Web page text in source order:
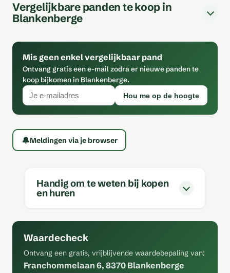
Vergelijkbare panden te koop in
Blankenberge
Mis geen enkel vergelijkbaar pand
Ontvang gratis een e-mail zodra er nieuwe panden te
koop bijkomen in Blankenberge.
Hou me op de hoogte
🔔Meldingen via je browser
Handig om te weten bij kopen
en huren
Waardecheck
Ontvang een gratis, vrijblijvende waardebepaling van:
Franchommelaan 6, 8370 Blankenberge